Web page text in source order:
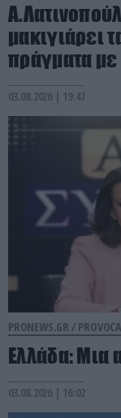
μακιγιάρει
πράγματα με
03.08.2026 | 19:47
PRONEWS.GR /
Ελλάδα: Μια
03.08.2026 | 16:02